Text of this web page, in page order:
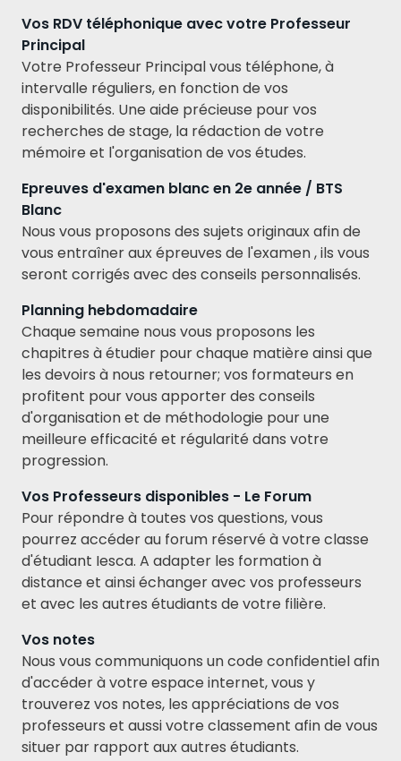
Vos RDV téléphonique avec votre Professeur
Principal
Votre Professeur Principal vous téléphone, à
intervalle réguliers, en fonction de vos
disponibilités. Une aide précieuse pour vos
recherches de stage, la rédaction de votre
mémoire et l'organisation de vos études.
Epreuves d'examen blanc en 2e année / BTS
Blanc
Nous vous proposons des sujets originaux afin de
vous entraîner aux épreuves de l'examen , ils vous
seront corrigés avec des conseils personnalisés.
Planning hebdomadaire
Chaque semaine nous vous proposons les
chapitres à étudier pour chaque matière ainsi que
les devoirs à nous retourner; vos formateurs en
profitent pour vous apporter des conseils
d'organisation et de méthodologie pour une
meilleure efficacité et régularité dans votre
progression.
Vos Professeurs disponibles - Le Forum
Pour répondre à toutes vos questions, vous
pourrez accéder au forum réservé à votre classe
d'étudiant Iesca. A adapter les formation à
distance et ainsi échanger avec vos professeurs
et avec les autres étudiants de votre filière.
Vos notes
Nous vous communiquons un code confidentiel afin
d'accéder à votre espace internet, vous y
trouverez vos notes, les appréciations de vos
professeurs et aussi votre classement afin de vous
situer par rapport aux autres étudiants.